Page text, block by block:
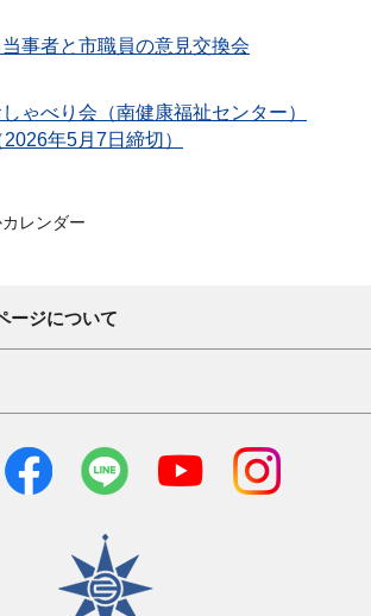
事者と市職員の意見交換会
ゃべり会（南健康福祉センター）
2026年5月7日締切）
レンダー
ージについて
横須賀市